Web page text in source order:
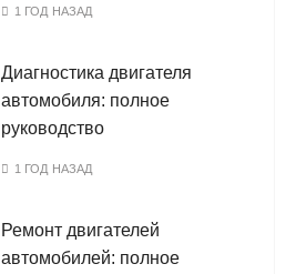
1 ГОД НАЗАД
Диагностика двигателя
автомобиля: полное
руководство
1 ГОД НАЗАД
Ремонт двигателей
автомобилей: полное